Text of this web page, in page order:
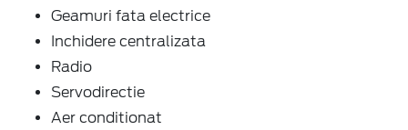
Geamuri fata electrice
Inchidere centralizata
Radio
Servodirectie
Aer conditionat